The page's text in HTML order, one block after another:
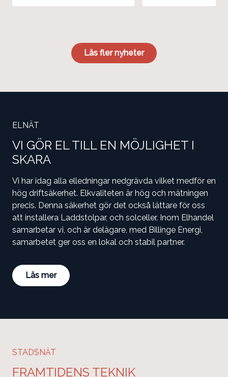
Läs fler nyheter
ELNÄT
VI GÖR EL TILL EN MÖJLIGHET I
SKARA
Vi har idag alla elledningar nedgrävda vilket medför en
hög driftsäkerhet. Elkvaliteten är hög och mätningen
precis. Denna säkerhet gör det också lättare för oss
att installera Laddstolpar, och solceller. Inom Elhandel
samarbetar vi, och är delägare, med Billinge Energi,
samarbetet ger oss en lokal och stabil partner.
Läs mer
STADSNÄT
FRAMTIDENS TEKNIK